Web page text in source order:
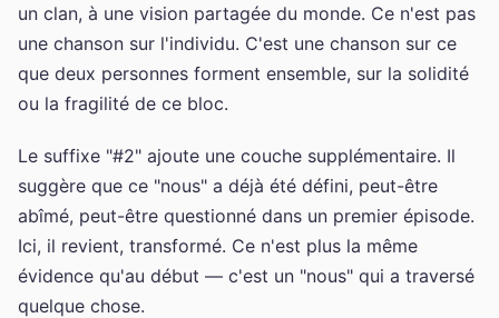
un clan, à une vision partagée du monde. Ce n'est pas
une chanson sur l'individu. C'est une chanson sur ce
que deux personnes forment ensemble, sur la solidité
ou la fragilité de ce bloc.
Le suffixe "#2" ajoute une couche supplémentaire. Il
suggère que ce "nous" a déjà été défini, peut-être
abîmé, peut-être questionné dans un premier épisode.
Ici, il revient, transformé. Ce n'est plus la même
évidence qu'au début — c'est un "nous" qui a traversé
quelque chose.